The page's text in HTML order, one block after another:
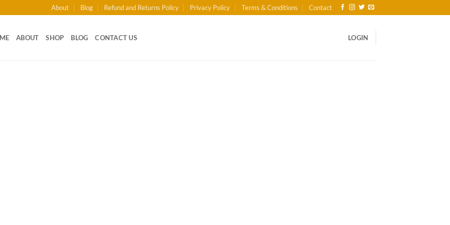
About Blog Refund and Returns Policy Privacy Policy Terms & Conditions Contact
ABOUT SHOP BLOG CONTACT US LOGIN